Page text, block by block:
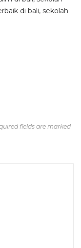
di bali, sekolah
fields are marked